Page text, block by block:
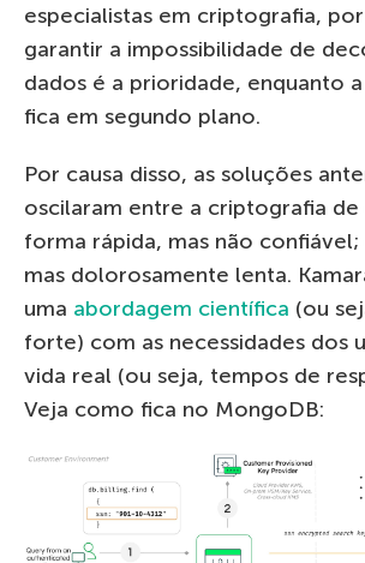
especialistas em criptografia,
garantir a impossibilidade de
dados é a prioridade, enquanto
fica em segundo plano.
Por causa disso, as soluções
oscilaram entre a criptografia de
forma rápida, mas não confiável;
mas dolorosamente lenta.
uma abordagem científica (ou
forte) com as necessidades dos
vida real (ou seja, tempos de
Veja como fica no MongoDB: